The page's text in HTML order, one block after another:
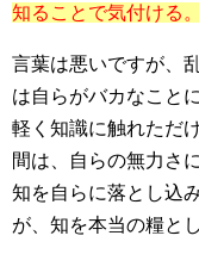
知ることで気付ける
言葉は悪いですが、
は自らがバカなこと
軽く知識に触れただ
間は、自らの無力さ
知を自らに落とし込
が、知を本当の糧と